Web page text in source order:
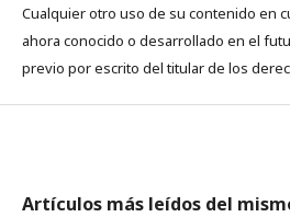
Cualquier otro uso de su contenido en
ahora conocido o desarrollado en el
previo por escrito del titular de los
Artículos más leídos del